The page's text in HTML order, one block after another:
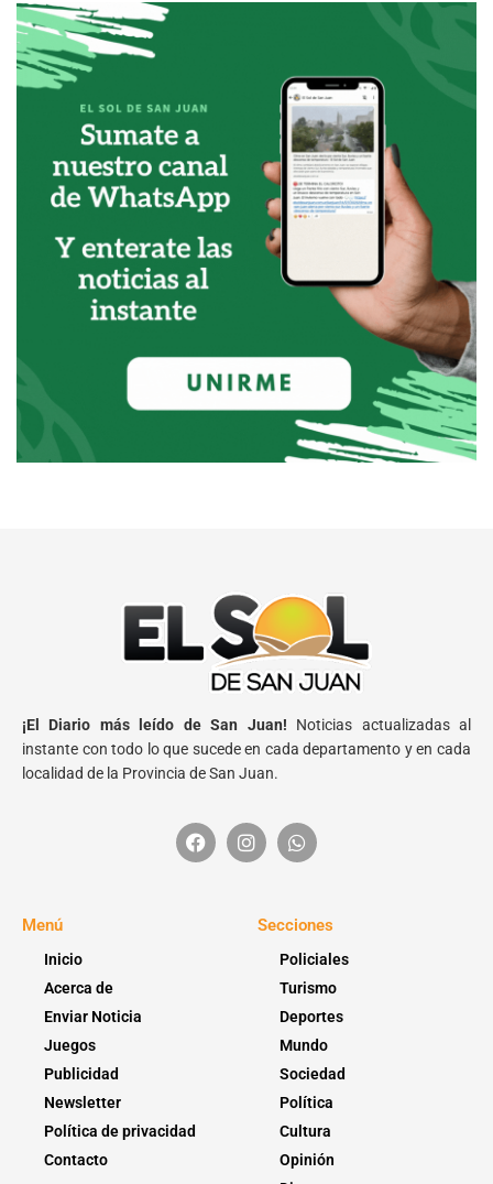
¡El Diario más leído de San Juan! Noticias actualizadas al
instante con todo lo que sucede en cada departamento y en cada
localidad de la Provincia de San Juan.
Menú
Inicio
Acerca de
Enviar Noticia
Juegos
Publicidad
Newsletter
Política de privacidad
Contacto
Secciones
Policiales
Turismo
Deportes
Mundo
Sociedad
Política
Cultura
Opinión